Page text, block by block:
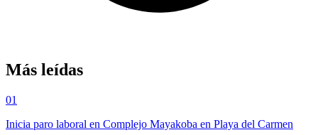
Más leídas
01
Inicia paro laboral en Complejo Mayakoba en Playa del Carmen